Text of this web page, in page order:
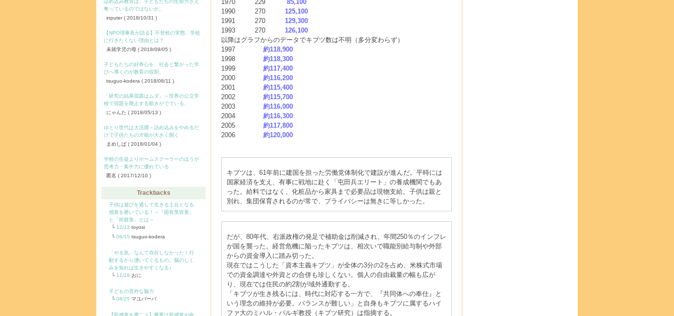
詰め込み教育は、子どもたちの生命力さえ
奪っているのではないか。
inputer( 2018/10/31 )
【NPO理事長が語る】不登校の実態、学校
に行きたくない理由とは？
未就学児の母 ( 2018/09/05 )
子どもたちの好奇心を、社会と繋がった学
びへ導くのが教育の役割。
tsuguo-kodera ( 2018/08/11 )
「研究の結果宿題はムダ」～世界の公立学
校で宿題を廃止する動きがでている。
にゃんた ( 2018/05/13 )
ゆとり世代は大活躍～詰め込みをやめるだ
けで子供たちの才能が大きく開く
まめしば ( 2018/01/04 )
学校の生徒よりホームスクーラーのほうが
思考力・集中力に優れている
匿名 ( 2017/12/10 )
Trackbacks
子供は遊びを通して生きる土台となる
感覚を磨いている！～「固有受容覚」
と「前庭覚」とは～
12/13 toyosi
06/15 tsuguo-kodera
「やる気」なんて存在しなかった！行
動するから湧いてくるもの。脳のしく
みを知れば生きやすくなる♪
11/18 おに
子どもの意外な脳力
08/25 マユバーバ
【肌感覚を磨こう】農業は肌感覚が命
1970 229 85,100
1990 270 125,100
1991 270 129,300
1993 270 126,100
以降はグラフからのデータでキブツ数は不明（多分変わらず）
1997 約118,900
1998 約118,300
1999 約117,400
2000 約116,200
2001 約115,400
2002 約115,700
2003 約116,000
2004 約116,300
2005 約117,800
2006 約120,000
キブツは、61年前に建国を担った労働党体制化で建設が進んだ。平時には
国家経済を支え、有事に戦地に赴く「屯田兵エリート」の養成機関でもあ
った。給料ではなく、化粧品から家具まで必要品は現物支給。子供は親と
別れ、集団保育されるのが常で、プライバシーは無きに等しかった。
だが、80年代、右派政権の発足で補助金は削減され、年間250％のインフレ
が国を襲った。経営危機に陥ったキブツは、相次いで職能別給与制や外部
からの資金導入に踏み切った。
現在ではこうした「資本主義キブツ」が全体の3分の2を占め、米株式市場
での資金調達や外資との合併も珍しくない。個人の自由裁量の幅も広が
り、現在では住民の約2割が域外通勤する。
「キブツが生き残るには、時代に対応する一方で、『共同体への奉仕』と
いう理念の維持が必要。バランスが難しい」と自身もキブツに属するハイ
ファ大のミハル・パルギ教授（キブツ研究）は指摘する。